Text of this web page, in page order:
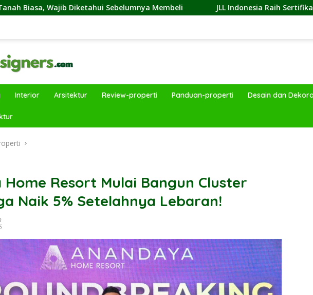
Sebelumnya Membeli JLL Indonesia Raih Sertifikasi Great Place
Interior Arsitektur Review-properti Panduan-properti Desain dan
Resort Mulai Bangun Cluster
Naik 5% Setelahnya Lebaran!